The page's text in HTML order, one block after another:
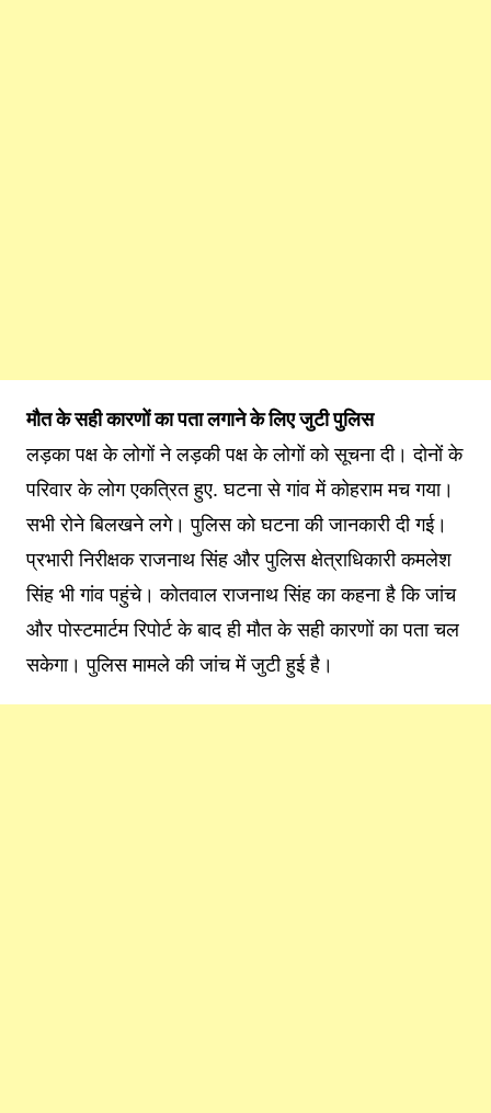
मौत के सही कारणों का पता लगाने के लिए जुटी पुलिस
लड़का पक्ष के लोगों ने लड़की पक्ष के लोगों को सूचना दी। दोनों के
परिवार के लोग एकत्रित हुए. घटना से गांव में कोहराम मच गया।
सभी रोने बिलखने लगे। पुलिस को घटना की जानकारी दी गई।
प्रभारी निरीक्षक राजनाथ सिंह और पुलिस क्षेत्राधिकारी कमलेश
सिंह भी गांव पहुंचे। कोतवाल राजनाथ सिंह का कहना है कि जांच
और पोस्टमार्टम रिपोर्ट के बाद ही मौत के सही कारणों का पता चल
सकेगा। पुलिस मामले की जांच में जुटी हुई है।